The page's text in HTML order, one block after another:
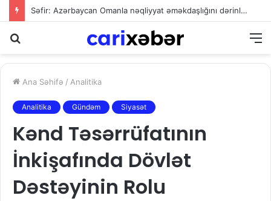
Səfir: Azərbaycan Omanla nəqliyyat əməkdaşlığını dərinləşdirməyə hazırdır
Ana Səhifə / Analitika
Analitika Gündəm Siyasət
Kənd Təsərrüfatının
İnkişafında Dövlət
Dəstəyinin Rolu